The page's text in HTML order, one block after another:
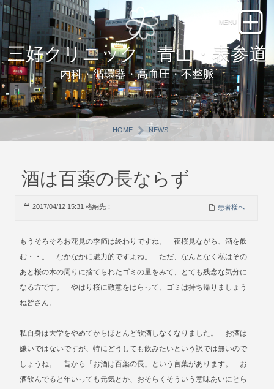
三好クリニック 青山・表参道
内科・循環器・高血圧・不整脈
HOME NEWS
酒は百薬の長ならず
2017/04/12 15:31 格納先： 患者様へ
もうそろそろお花見の季節は終わりですね。 夜桜見ながら、酒を飲
む・・。 なかなかに魅力的ですよね。 ただ、なんとなく私はその
あと桜の木の周りに捨てられたゴミの量をみて、とても残念な気分に
なる方です。 やはり桜に敬意をはらって、ゴミは持ち帰りましょう
ね皆さん。
私自身は大学をやめてからほとんど飲酒しなくなりました。 お酒は
嫌いではないですが、特にどうしても飲みたいという訳では無いので
しょうね。 昔から「お酒は百薬の長」という言葉があります。 お
酒飲んでると年いっても元気とか、おそらくそういう意味あいにとら